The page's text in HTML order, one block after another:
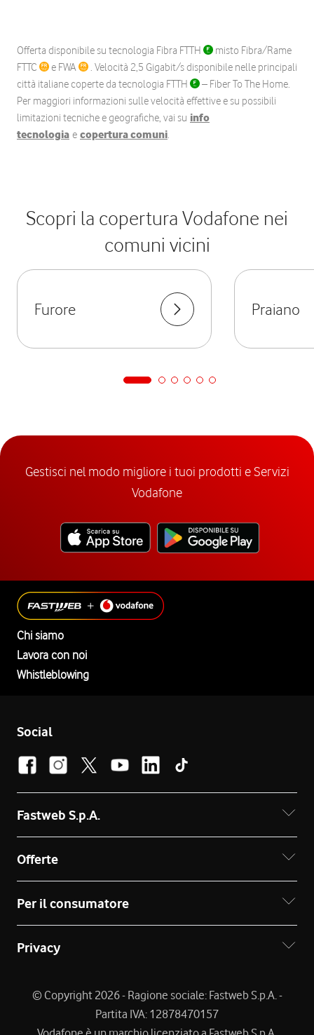
Offerta disponibile su tecnologia Fibra FTTH
misto Fibra/Rame
FTTC
e FWA
. Velocità 2,5 Gigabit/s disponibile nelle principali
città italiane coperte da tecnologia FTTH
– Fiber To The Home.
Per maggiori informazioni sulle velocità effettive e su possibili
limitazioni tecniche e geografiche, vai su info
tecnologia e copertura comuni.
Scopri la copertura Vodafone nei
comuni vicini
Furore Praiano
Gestisci nel modo migliore i tuoi prodotti e Servizi
Vodafone
Chi siamo
Lavora con noi
Whistleblowing
Social
Fastweb S.p.A.
Offerte
Per il consumatore
Privacy
© Copyright 2026 - Ragione sociale: Fastweb S.p.A. -
Partita IVA: 12878470157